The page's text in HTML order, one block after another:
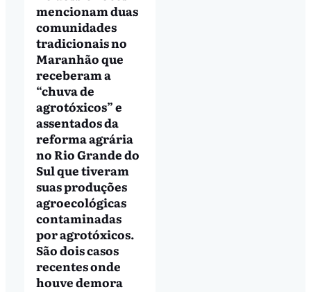
mencionam duas
comunidades
tradicionais no
Maranhão que
receberam a
“chuva de
agrotóxicos” e
assentados da
reforma agrária
no Rio Grande do
Sul que tiveram
suas produções
agroecológicas
contaminadas
por agrotóxicos.
São dois casos
recentes onde
houve demora